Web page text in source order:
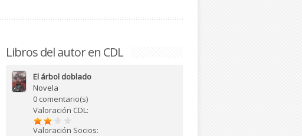
Libros del autor en CDL
El árbol doblado
Novela
0 comentario(s)
Valoración CDL:
Valoración Socios: